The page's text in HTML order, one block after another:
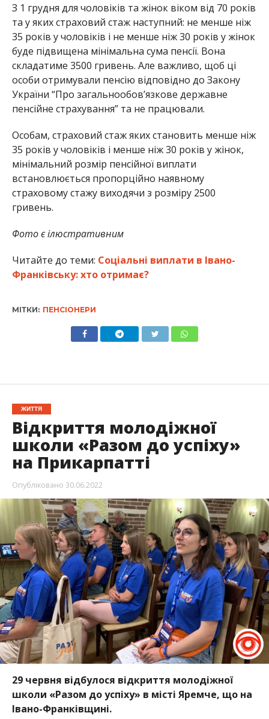
З 1 грудня для чоловіків та жінок віком від 70 років
та у яких страховий стаж наступний: не менше ніж
35 років у чоловіків і не менше ніж 30 років у жінок
буде підвищена мінімальна сума пенсії. Вона
складатиме 3500 гривень. Але важливо, щоб ці
особи отримували пенсію відповідно до Закону
України “Про загальнообов’язкове державне
пенсійне страхування” та не працювали.
Особам, страховий стаж яких становить менше ніж
35 років у чоловіків і менше ніж 30 років у жінок,
мінімальний розмір пенсійної виплати
встановлюється пропорційно наявному
страховому стажу виходячи з розміру 2500
гривень.
Фото є ілюстративним
Читайте до теми: Соціальні виплати в Івано-
Франківську: хто отримає?
МІТКИ: ПЕНСІОНЕРИ
ЖИТТЯ
Відкриття молодіжної
школи «Разом до успіху»
на Прикарпатті
Опубліковано 30.06.2022
29 червня відбулося відкриття молодіжної
школи «Разом до успіху» в місті Яремче, що на
Івано-Франківщині.